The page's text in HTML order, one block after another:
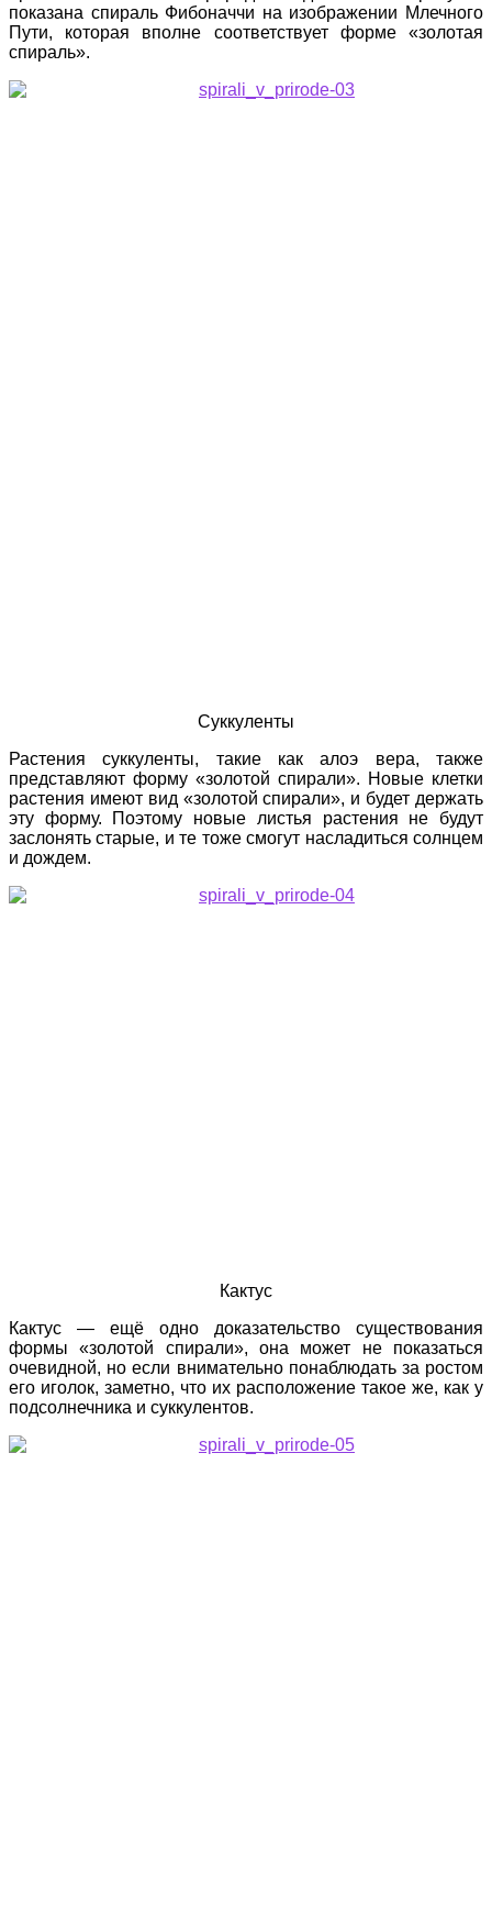
показана спираль Фибоначчи на изображении Млечного
Пути, которая вполне соответствует форме «золотая
спираль».
Суккуленты
Растения суккуленты, такие как алоэ вера, также
представляют форму «золотой спирали». Новые клетки
растения имеют вид «золотой спирали», и будет держать
эту форму. Поэтому новые листья растения не будут
заслонять старые, и те тоже смогут насладиться солнцем
и дождем.
Кактус
Кактус — ещё одно доказательство существования
формы «золотой спирали», она может не показаться
очевидной, но если внимательно понаблюдать за ростом
его иголок, заметно, что их расположение такое же, как у
подсолнечника и суккулентов.